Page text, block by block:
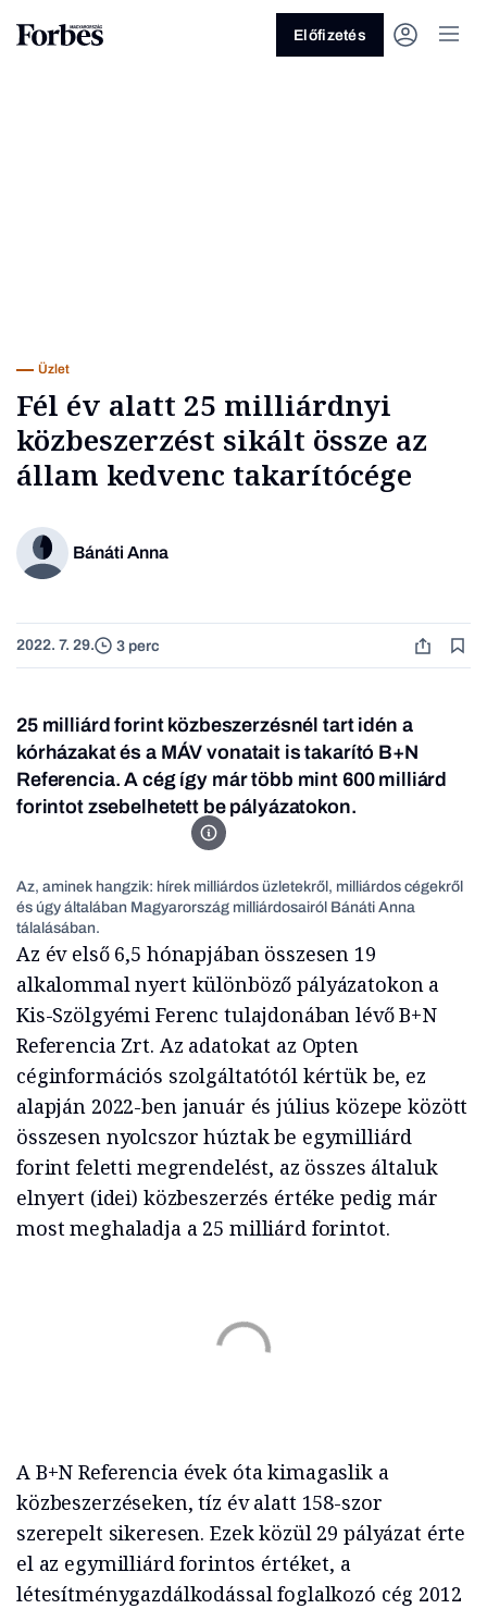
Előfizetés
Üzlet
Fél év alatt 25 milliárdnyi
közbeszerzést sikált össze az
állam kedvenc takarítócége
Bánáti Anna
2022. 7. 29. 3 perc
25 milliárd forint közbeszerzésnél tart idén a
kórházakat és a MÁV vonatait is takarító B+N
Referencia. A cég így már több mint 600 milliárd
forintot zsebelhetett be pályázatokon.
Az, aminek hangzik: hírek milliárdos üzletekről,
Az, aminek hangzik: hírek milliárdos üzletekről, milliárdos cégekről
és úgy általában Magyarország milliárdosairól Bánáti Anna
tálalásában.
Az év első 6,5 hónapjában összesen 19
alkalommal nyert különböző pályázatokon a
Kis-Szölgyémi Ferenc tulajdonában lévő B+N
Referencia Zrt. Az adatokat az Opten
céginformációs szolgáltatótól kértük be, ez
alapján 2022-ben január és július közepe között
összesen nyolcszor húztak be egymilliárd
forint feletti megrendelést, az összes általuk
elnyert (idei) közbeszerzés értéke pedig már
most meghaladja a 25 milliárd forintot.
A B+N Referencia évek óta kimagaslik a
közbeszerzéseken, tíz év alatt 158-szor
szerepelt sikeresen. Ezek közül 29 pályázat érte
el az egymilliárd forintos értéket, a
létesítménygazdálkodással foglalkozó cég 2012